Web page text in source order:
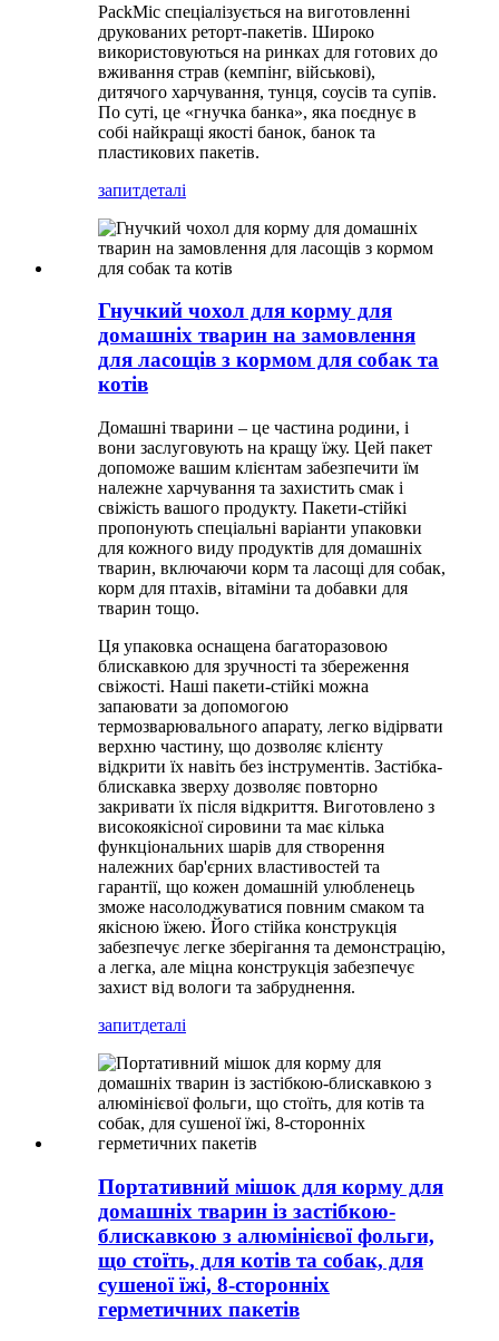
PackMic спеціалізується на виготовленні
друкованих реторт-пакетів. Широко
використовуються на ринках для готових до
вживання страв (кемпінг, військові),
дитячого харчування, тунця, соусів та супів.
По суті, це «гнучка банка», яка поєднує в
собі найкращі якості банок, банок та
пластикових пакетів.
запитдеталі
Гнучкий чохол для корму для
домашніх тварин на замовлення
для ласощів з кормом для собак та
котів
Домашні тварини – це частина родини, і
вони заслуговують на кращу їжу. Цей пакет
допоможе вашим клієнтам забезпечити їм
належне харчування та захистить смак і
свіжість вашого продукту. Пакети-стійкі
пропонують спеціальні варіанти упаковки
для кожного виду продуктів для домашніх
тварин, включаючи корм та ласощі для собак,
корм для птахів, вітаміни та добавки для
тварин тощо.
Ця упаковка оснащена багаторазовою
блискавкою для зручності та збереження
свіжості. Наші пакети-стійкі можна
запаювати за допомогою
термозварювального апарату, легко відірвати
верхню частину, що дозволяє клієнту
відкрити їх навіть без інструментів. Застібка-
блискавка зверху дозволяє повторно
закривати їх після відкриття. Виготовлено з
високоякісної сировини та має кілька
функціональних шарів для створення
належних бар'єрних властивостей та
гарантії, що кожен домашній улюбленець
зможе насолоджуватися повним смаком та
якісною їжею. Його стійка конструкція
забезпечує легке зберігання та демонстрацію,
а легка, але міцна конструкція забезпечує
захист від вологи та забруднення.
запитдеталі
Портативний мішок для корму для
домашніх тварин із застібкою-
блискавкою з алюмінієвої фольги,
що стоїть, для котів та собак, для
сушеної їжі, 8-сторонніх
герметичних пакетів